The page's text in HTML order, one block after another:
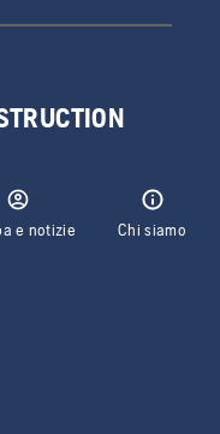
e notizie Chi siamo